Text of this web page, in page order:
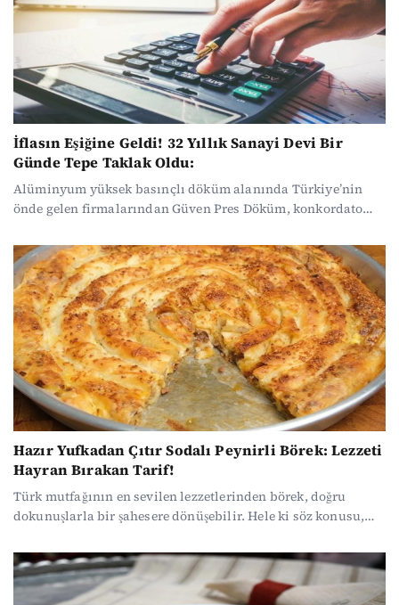
İflasın Eşiğine Geldi! 32 Yıllık Sanayi Devi Bir
Günde Tepe Taklak Oldu:
Alüminyum yüksek basınçlı döküm alanında Türkiye’nin
önde gelen firmalarından Güven Pres Döküm, konkordato
ülkeye ihracat yapıyordu.
Hazır Yufkadan Çıtır Sodalı Peynirli Börek: Lezzeti
Hayran Bırakan Tarif!
Türk mutfağının en sevilen lezzetlerinden börek, doğru
dokunuşlarla bir şahesere dönüşebilir. Hele ki söz konusu,
çıtır olan peynirli börekse, tadına doyum olmaz!